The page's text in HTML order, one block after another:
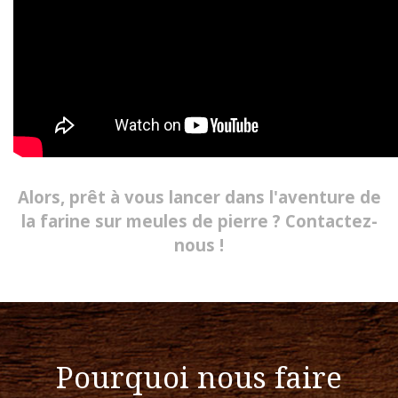
Alors, prêt à vous lancer dans l'aventure de
la farine sur meules de pierre ? Contactez-
nous !
Pourquoi nous faire